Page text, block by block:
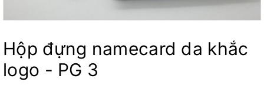
Hộp đựng namecard da khắc
logo - PG 3